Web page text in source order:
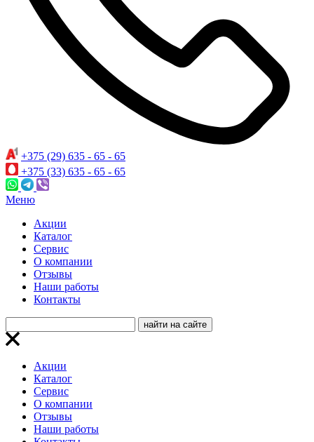
+375 (29) 635 - 65 - 65
+375 (33) 635 - 65 - 65
Меню
Акции
Каталог
Сервис
О компании
Отзывы
Наши работы
Контакты
Акции
Каталог
Сервис
О компании
Отзывы
Наши работы